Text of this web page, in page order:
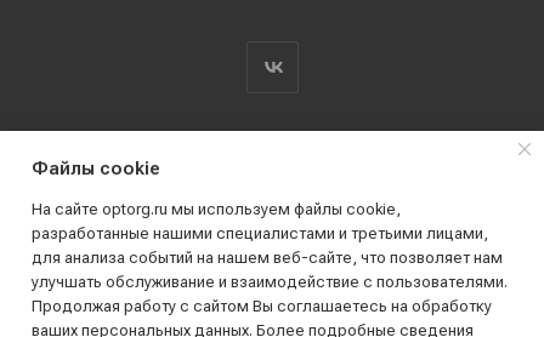
2019 - 2026 © АО КПК "Ставропольстройопторг"
Все права защищены
Файлы cookie
На сайте optorg.ru мы используем файлы cookie,
разработанные нашими специалистами и третьими лицами,
для анализа событий на нашем веб-сайте, что позволяет нам
улучшать обслуживание и взаимодействие с пользователями.
Продолжая работу с сайтом Вы соглашаетесь на обработку
ваших персональных данных. Более подробные сведения